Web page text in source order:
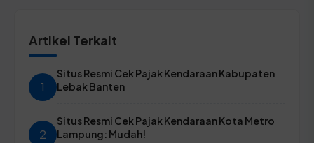
Artikel Terkait
1
Situs Resmi Cek Pajak Kendaraan Kabupaten
Lebak Banten
2
Situs Resmi Cek Pajak Kendaraan Kota Metro
Lampung: Mudah!